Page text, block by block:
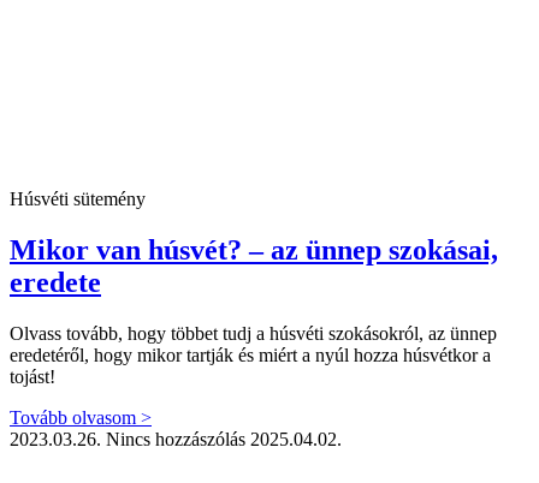
Húsvéti sütemény
Mikor van húsvét? – az ünnep szokásai,
eredete
Olvass tovább, hogy többet tudj a húsvéti szokásokról, az ünnep
eredetéről, hogy mikor tartják és miért a nyúl hozza húsvétkor a
tojást!
Tovább olvasom >
2023.03.26. Nincs hozzászólás 2025.04.02.